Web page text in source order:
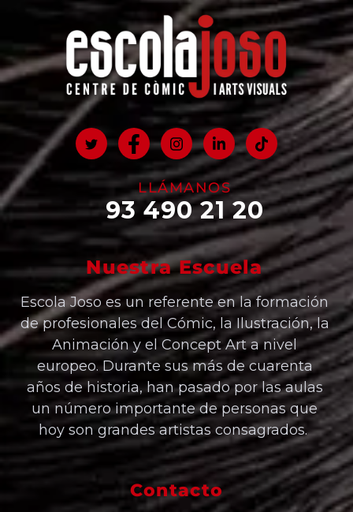
LLÁMANOS
93 490 21 20
Nuestra Escuela
Escola Joso es un referente en la formación
de profesionales del Cómic, la Ilustración, la
Animación y el Concept Art a nivel
europeo. Durante sus más de cuarenta
años de historia, han pasado por las aulas
un número importante de personas que
hoy son grandes artistas consagrados.
Contacto